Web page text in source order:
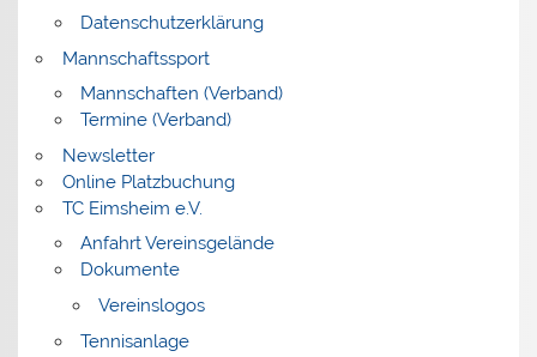
Datenschutzerklärung
Mannschaftssport
Mannschaften (Verband)
Termine (Verband)
Newsletter
Online Platzbuchung
TC Eimsheim e.V.
Anfahrt Vereinsgelände
Dokumente
Vereinslogos
Tennisanlage